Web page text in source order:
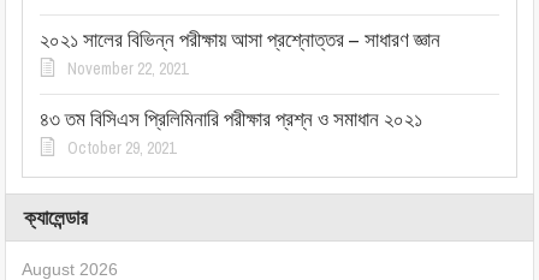
২০২১ সালের বিভিন্ন পরীক্ষায় আসা প্রশ্নোত্তর – সাধারণ জ্ঞান
November 22, 2021
৪৩ তম বিসিএস প্রিলিমিনারি পরীক্ষার প্রশ্ন ও সমাধান ২০২১
October 29, 2021
ক্যালেন্ডার
August 2026